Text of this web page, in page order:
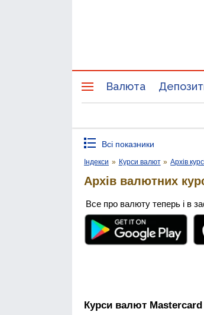
Валюта
Всі показники
Індекси » Курси валют » Архів
Архів валютних
Все про валюту теперь і в
Курси валют Mastercard